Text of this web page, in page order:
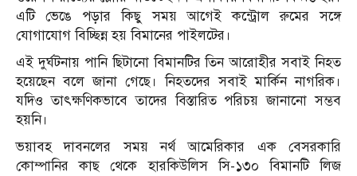
এটি ভেঙে পড়ার কিছু সময় আগেই কন্ট্রোল রুমের সঙ্গে
যোগাযোগ বিচ্ছিন্ন হয় বিমানের পাইলটের।
এই দুর্ঘটনায় পানি ছিটানো বিমানটির তিন আরোহীর সবাই নিহত
হয়েছেন বলে জানা গেছে। নিহতদের সবাই মার্কিন নাগরিক।
যদিও তাৎক্ষণিকভাবে তাদের বিস্তারিত পরিচয় জানানো সম্ভব
হয়নি।
ভয়াবহ দাবনলের সময় নর্থ আমেরিকার এক বেসরকারি
কোম্পানির কাছ থেকে হারকিউলিস সি-১৩০ বিমানটি লিজ